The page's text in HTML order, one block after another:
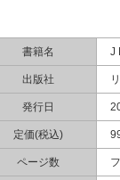
書籍名 J
出版社
発行日
定価(税込)
ページ数